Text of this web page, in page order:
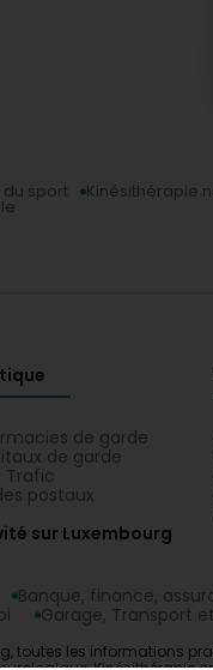
sport Kinésithérapie
de garde
de garde
Trafic
postaux
sur Luxembourg
Banque, finance,
Garage, Transport
toutes les informations